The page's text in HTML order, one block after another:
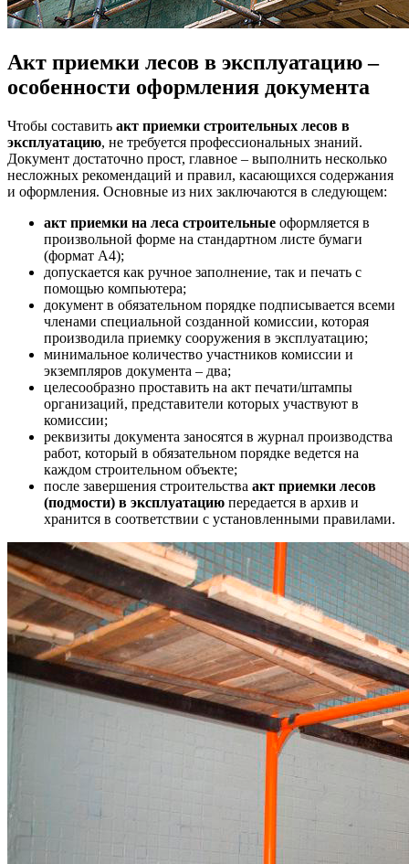
Акт приемки лесов в эксплуатацию–
особенности оформления документа
Чтобы составить акт приемки строительных лесов в
эксплуатацию, не требуется профессиональных знаний.
Документ достаточно прост, главное – выполнить несколько
несложных рекомендаций и правил, касающихся содержания
и оформления. Основные из них заключаются в следующем:
акт приемки на леса строительные оформляется в
произвольной форме на стандартном листе бумаги
(формат А4);
допускается как ручное заполнение, так и печать с
помощью компьютера;
документ в обязательном порядке подписывается всеми
членами специальной созданной комиссии, которая
производила приемку сооружения в эксплуатацию;
минимальное количество участников комиссии и
экземпляров документа – два;
целесообразно проставить на акт печати/штампы
организаций, представители которых участвуют в
комиссии;
реквизиты документа заносятся в журнал производства
работ, который в обязательном порядке ведется на
каждом строительном объекте;
после завершения строительства акт приемки лесов
(подмости) в эксплуатацию передается в архив и
хранится в соответствии с установленными правилами.